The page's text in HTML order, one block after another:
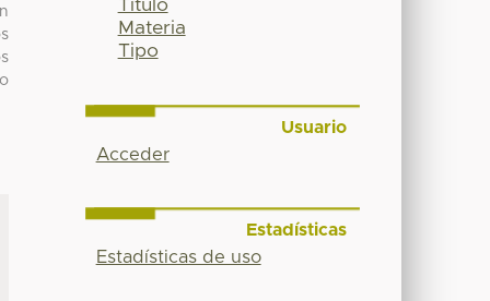
Título
Materia
Tipo
Usuario
Acceder
Estadísticas
Estadísticas de uso